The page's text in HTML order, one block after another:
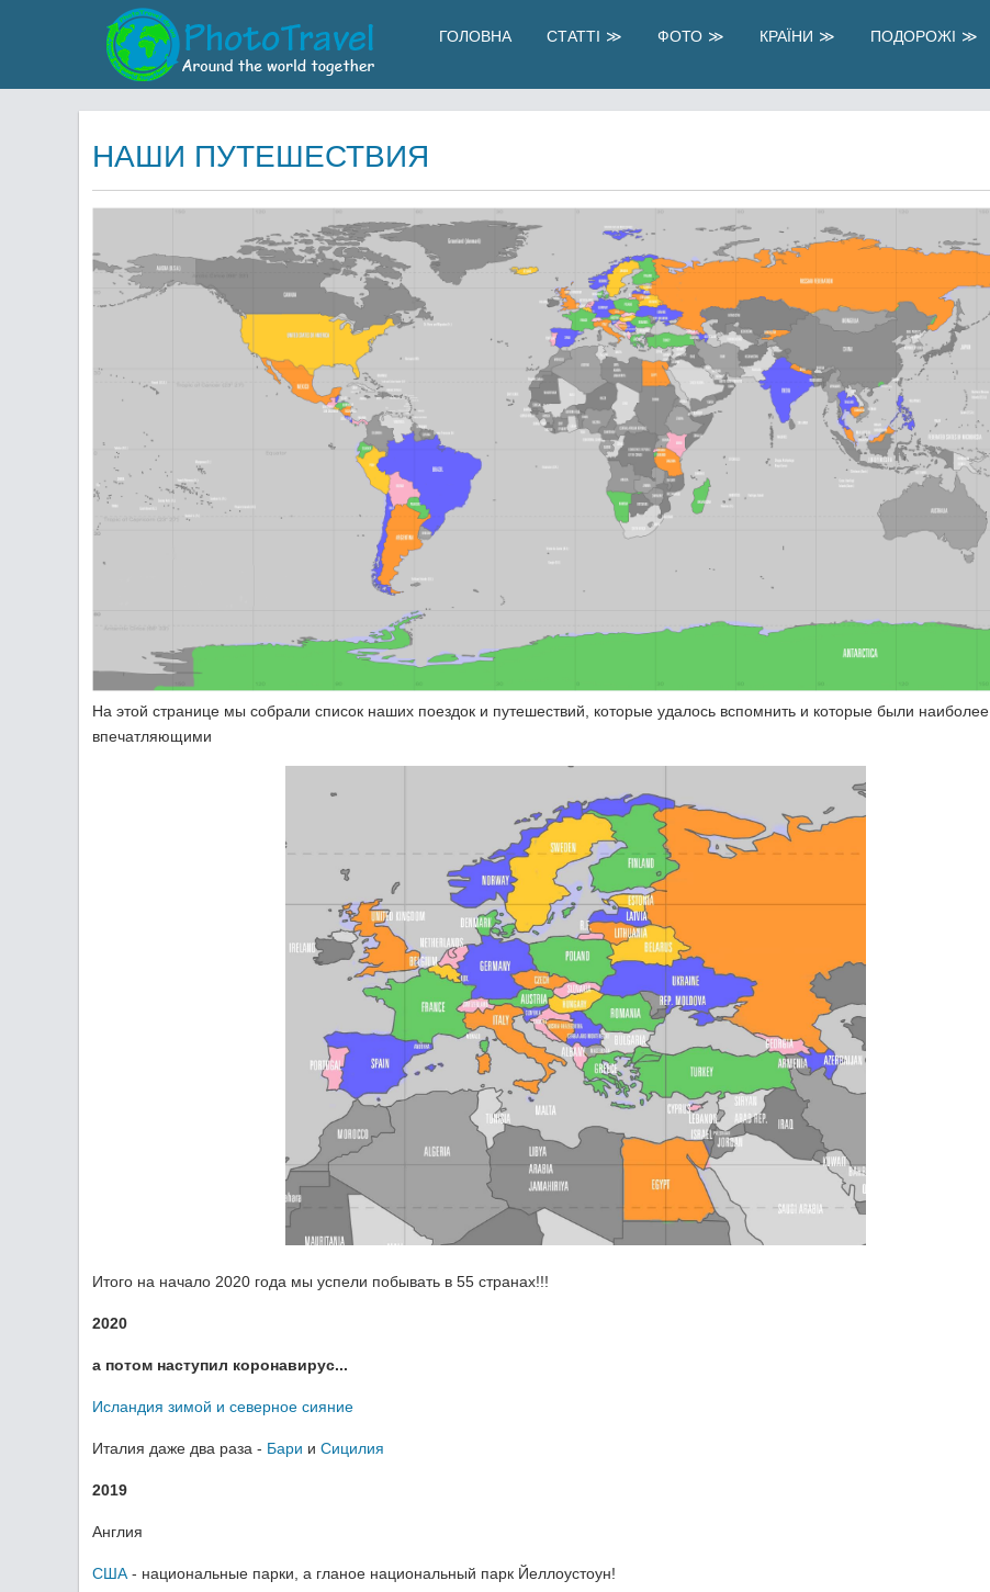
ГОЛОВНА СТАТТІ ФОТО КРАЇНИ ПОДОРОЖІ
НАШИ ПУТЕШЕСТВИЯ
На этой странице мы собрали список наших поездок и путешествий, которые удалось вспомнить и которые были наиболее
впечатляющими
Итого на начало 2020 года мы успели побывать в 55 странах!!!
2020
а потом наступил коронавирус...
Исландия зимой и северное сияние
Италия даже два раза - Бари и Сицилия
2019
Англия
США - национальные парки, а гланое национальный парк Йеллоустоун!